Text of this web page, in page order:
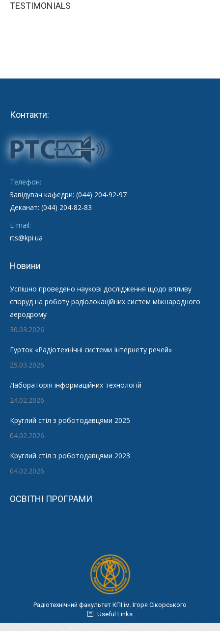
TESTIMONIALS
Контакти:
Телефон:
Завідувач кафедри: (044) 204-92-97
Деканат: (044) 204-82-83
E-mail:
rts@kpi.ua
Новини
Успішно проведено наукові дослідження щодо впливу
споруд на роботу радіолокаційних систем міжнародного
аеродрому
30.03.2026
Гурток «Радіотехнічні системи Інтернету речей»
25.03.2026
Лабораторія інформаційних технологій
24.02.2026
Круглий стіл з роботодавцями 2025
04.02.2026
Круглий стіл з роботодавцями 2023
04.02.2026
ОСВІТНІ ПРОГРАМИ
Радіотехнічний факультет КПІ ім. Ігоря Сікорського
Useful Links